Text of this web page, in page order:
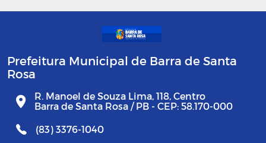
Prefeitura Municipal de Barra de Santa
Rosa
R. Manoel de Souza Lima, 118, Centro
Barra de Santa Rosa / PB - CEP: 58.170-000
(83) 3376-1040